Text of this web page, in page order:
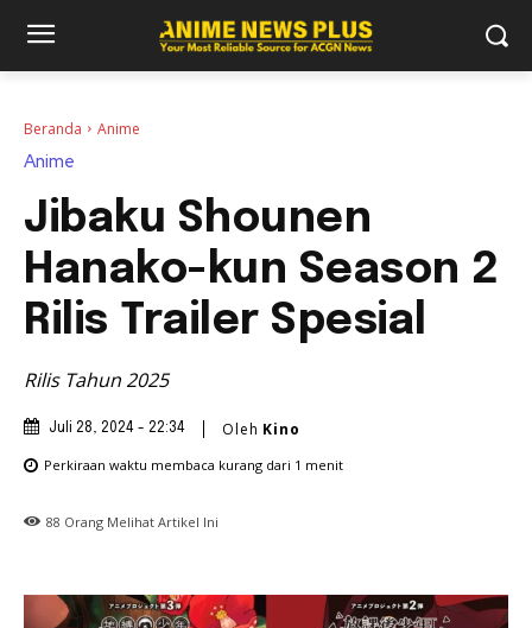
Beranda Anime
Anime
Jibaku Shounen
Hanako-kun Season 2
Rilis Trailer Spesial
Rilis Tahun 2025
Juli 28, 2024 - 22:34 Oleh Kino
Perkiraan waktu membaca kurang dari 1 menit
88 Orang Melihat Artikel Ini